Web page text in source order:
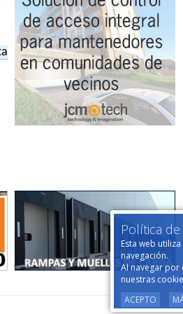
Política
Esta web
navegación.
Al navegar por
nuestras
ACEPTO